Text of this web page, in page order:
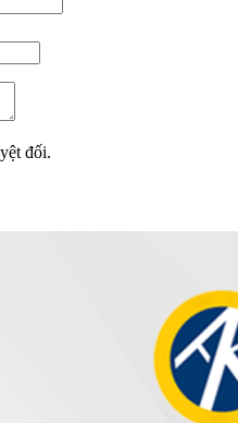
đối.